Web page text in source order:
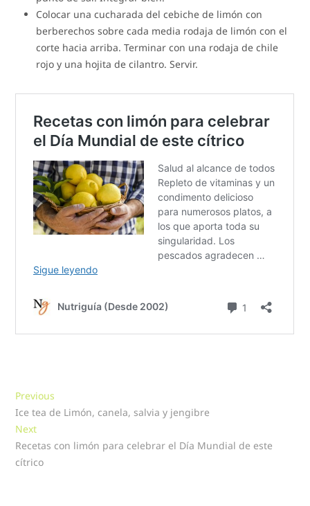
Colocar una cucharada del cebiche de limón con
berberechos sobre cada media rodaja de limón con el
corte hacia arriba. Terminar con una rodaja de chile
rojo y una hojita de cilantro. Servir.
Navegación
de
entradas
Previous
post:
Ice tea de Limón, canela, salvia y jengibre
NextNext
post:
Recetas con limón para celebrar el Día Mundial de este
cítrico